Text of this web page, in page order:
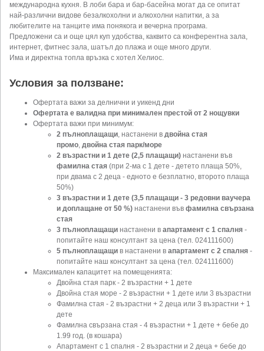
международна кухня. В лоби бара и бар-басейна могат да се опитат
най-различни видове безалкохолни и алкохолни напитки, а за
любителите на танците има понякога и вечерна програма.
Предложени са и още цял куп удобства, каквито са конферентна зала,
интернет, фитнес зала, шатъл до плажа и още много други.
Има и директна топла връзка с хотел Хелиос.
Условия за ползване:
Офертата важи за делнични и уикенд дни
Офертата е валидна при минимален престой от 2 нощувки
Офертата важи при минимум:
2 пълноплащащи, настанени в двойна стая
промо, двойна стая парк/море
2 възрастни и 1 дете (2,5 плащащи) настанени във
фамилна стая (при 2-ма с 1 дете - детето плаща 50%,
при двама с 2 деца - едното е безплатно, второто плаща
50%)
3 възрастни и 1 дете (3,5 плащащи - 3 редовни ваучера
и доплащане от 50 %) настанени във фамилна свързана
стая
3 пълноплащащи настанени в апартамент с 1 спалня -
попитайте наш консултант за цена (тел. 024111600)
5 пълноплащащи в настанени в апартамент с 2 спалня -
попитайте наш консултант за цена (тел. 024111600)
Максимален капацитет на помещенията:
Двойна стая парк - 2 възрастни + 1 дете
Двойна стая море - 2 възрастни + 1 дете или 3 възрастни
Фамилна стая - 2 възрастни + 2 деца или 3 възрастни + 1
дете
Фамилна свързана стая - 4 възрастни + 1 дете + бебе до
1.99 год. (в кошара)
Апартамент с 1 спалня - 2 възрастни и 2 деца + бебе до